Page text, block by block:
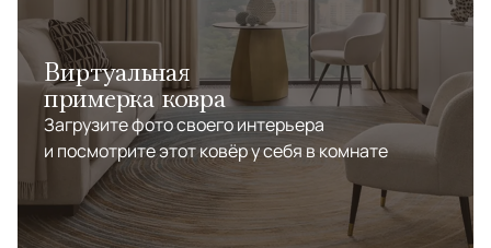
Виртуальная
примерка ковра
Загрузите фото своего интерьера
и посмотрите этот ковёр у себя в комнате